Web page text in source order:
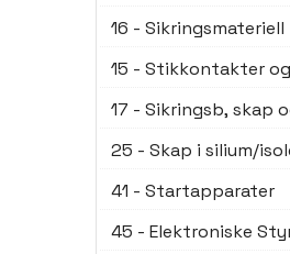
16 - Sikringsmateriell
15 - Stikkontakter
17 - Sikringsb, skap
25 - Skap i silium/
41 - Startapparater
45 - Elektroniske